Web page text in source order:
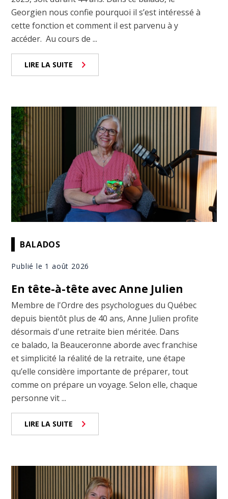
Georgien nous confie pourquoi il s’est intéressé à
cette fonction et comment il est parvenu à y
accéder. Au cours de ...
LIRE LA SUITE
BALADOS
Publié le 1 août 2026
En tête-à-tête avec Anne Julien
Membre de l'Ordre des psychologues du Québec
depuis bientôt plus de 40 ans, Anne Julien profite
désormais d'une retraite bien méritée. Dans
ce balado, la Beauceronne aborde avec franchise
et simplicité la réalité de la retraite, une étape
qu’elle considère importante de préparer, tout
comme on prépare un voyage. Selon elle, chaque
personne vit ...
LIRE LA SUITE